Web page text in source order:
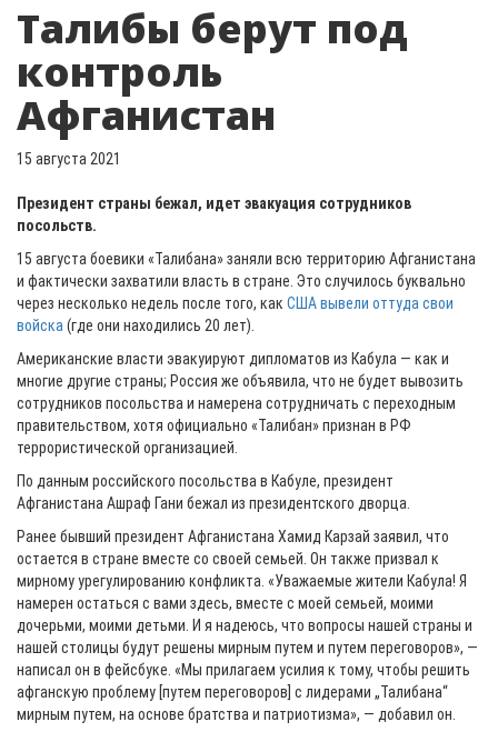
Талибы берут под
контроль
Афганистан
15 августа 2021
Президент страны бежал, идет эвакуация сотрудников
посольств.
15 августа боевики «Талибана» заняли всю территорию Афганистана
и фактически захватили власть в стране. Это случилось буквально
через несколько недель после того, как США вывели оттуда свои
войска (где они находились 20 лет).
Американские власти эвакуируют дипломатов из Кабула — как и
многие другие страны; Россия же объявила, что не будет вывозить
сотрудников посольства и намерена сотрудничать с переходным
правительством, хотя официально «Талибан» признан в РФ
террористической организацией.
По данным российского посольства в Кабуле, президент
Афганистана Ашраф Гани бежал из президентского дворца.
Ранее бывший президент Афганистана Хамид Карзай заявил, что
остается в стране вместе со своей семьей. Он также призвал к
мирному урегулированию конфликта. «Уважаемые жители Кабула! Я
намерен остаться с вами здесь, вместе с моей семьей, моими
дочерьми, моими детьми. И я надеюсь, что вопросы нашей страны и
нашей столицы будут решены мирным путем и путем переговоров», —
написал он в фейсбуке. «Мы прилагаем усилия к тому, чтобы решить
афганскую проблему [путем переговоров] с лидерами „Талибана“
мирным путем, на основе братства и патриотизма», — добавил он.